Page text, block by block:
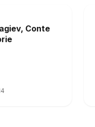
Conte